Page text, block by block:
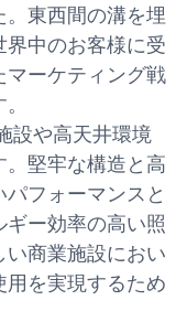
東西間の溝を埋
中のお客様に受
マーケティング戦
設や高天井環境
堅牢な構造と高
フォーマンスと
ー効率の高い照
商業施設におい
を実現するため